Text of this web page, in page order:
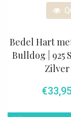
Bedel Hart
Bulldog | 925
Zilver
€